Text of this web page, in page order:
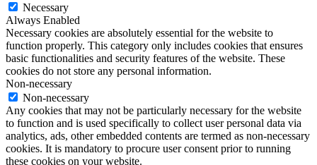
Necessary
Always Enabled
Necessary cookies are absolutely essential for the website to
function properly. This category only includes cookies that ensures
basic functionalities and security features of the website. These
cookies do not store any personal information.
Non-necessary
Non-necessary
Any cookies that may not be particularly necessary for the website
to function and is used specifically to collect user personal data via
analytics, ads, other embedded contents are termed as non-necessary
cookies. It is mandatory to procure user consent prior to running
these cookies on your website.